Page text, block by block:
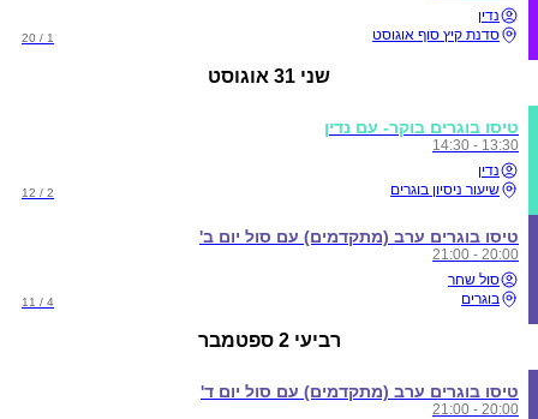
נדין
סדנת קיץ סוף אוגוסט
1 / 20
שני 31 אוגוסט
טיסו בוגרים בוקר- עם נדין
13:30 - 14:30
נדין
שיעור ניסיון בוגרים
2 / 12
טיסו בוגרים ערב (מתקדמים) עם סול יום ב'
20:00 - 21:00
סול שחר
בוגרים
4 / 11
רביעי 2 ספטמבר
טיסו בוגרים ערב (מתקדמים) עם סול יום ד'
20:00 - 21:00